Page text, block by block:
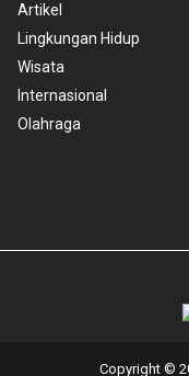
Artikel
Lingkungan Hidup
Wisata
Internasional
Olahraga
Copyright ©